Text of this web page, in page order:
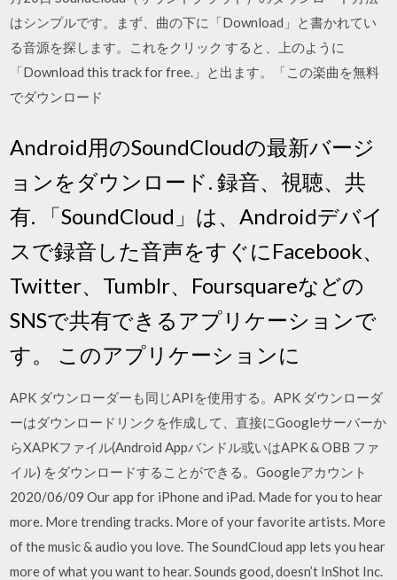
はシンプルです。まず、曲の下に「Download」と書かれてい
る音源を探します。これをクリック すると、上のように
「Download this track for free.」と出ます。「この楽曲を無料
でダウンロード
Android用のSoundCloudの最新バージ
ョンをダウンロード. 録音、視聴、共
有. 「SoundCloud」は、Androidデバイ
スで録音した音声をすぐにFacebook、
Twitter、Tumblr、Foursquareなどの
SNSで共有できるアプリケーションで
す。 このアプリケーションに
APK ダウンローダーも同じAPIを使用する。APK ダウンローダ
ーはダウンロードリンクを作成して、直接にGoogleサーバーか
らXAPKファイル(Android Appバンドル或いはAPK & OBB ファ
イル) をダウンロードすることができる。Googleアカウント
2020/06/09 Our app for iPhone and iPad. Made for you to hear
more. More trending tracks. More of your favorite artists. More
of the music & audio you love. The SoundCloud app lets you hear
more of what you want to hear. Sounds good, doesn’t InShot Inc.